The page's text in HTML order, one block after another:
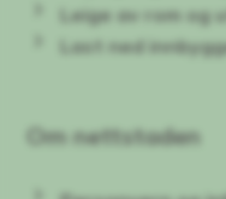
Leige av rom og
Last ned
Om nettstaden